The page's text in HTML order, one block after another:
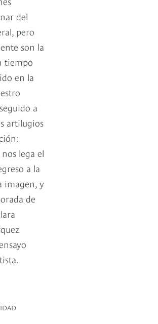
del
pero
son la
tiempo
en la
a
artilugios
lega el
a la
imagen, y
de